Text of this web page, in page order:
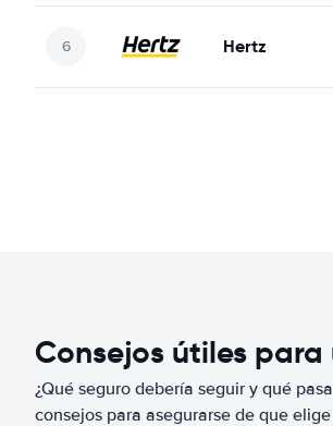
Hertz
Consejos útiles
¿Qué seguro debería seguir y qué
consejos para asegurarse de que